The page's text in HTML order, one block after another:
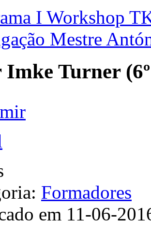
I Workshop
Mestre
Turner
Formadores
em 11-06-